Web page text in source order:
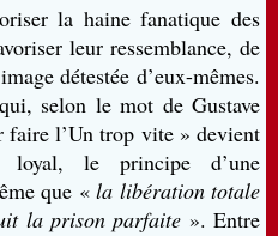
la haine fanatique des
leur ressemblance, de
détestée d’eux-mêmes.
selon le mot de Gustave
l’Un trop vite » devient
loyal, le principe d’une
que « la libération totale
la prison parfaite ». Entre